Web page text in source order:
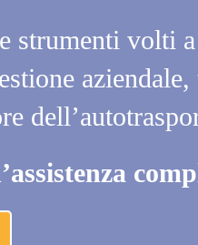
strumenti volti
aziendale,